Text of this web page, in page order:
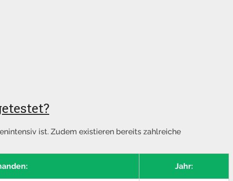
ist. Zudem existieren bereits zahlreiche
Jahr: